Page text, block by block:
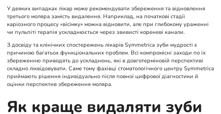
У деяких випадках лікар може рекомендувати збереження та відновлення
третього моляра замість видалення. Наприклад, на початкові стадії
каріозного процесу «вісімку» можна відновити, але при глибокому ураженні
чи пульпіті терапія ускладнюється через звивисті кореневі канали.
З досвіду та клінічних спостережень лікарів Symmetrica зуби мудрості є
причиною багатьох функціональних проблем. Всі компромісні заходи по їх
збереженню приводять до ускладнень, які в довготерміновій перспективі
складно ліквідовувати. Саме тому фахівці стоматологічного центру Symmetrica
приймають рішення індивідуально після повної цифрової діагностики й
оцінки перспектив збереження моляра.
Як краще видаляти зуби